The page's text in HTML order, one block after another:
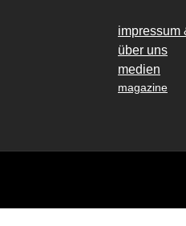
impressum
über uns
medien
magazine